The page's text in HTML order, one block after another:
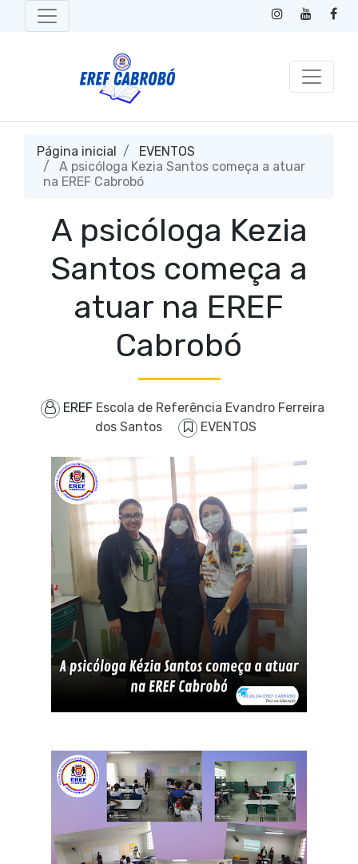
Página inicial
EVENTOS
A psicóloga Kezia Santos começa a atuar
na EREF Cabrobó
A psicóloga Kezia
Santos começa a
atuar na EREF
Cabrobó
EREF Escola de Referência Evandro Ferreira
dos Santos
EVENTOS